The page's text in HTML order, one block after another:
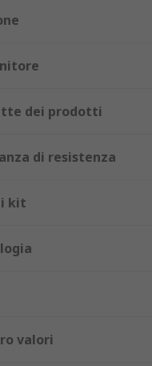
dei prodotti
di resistenza
kit
valori